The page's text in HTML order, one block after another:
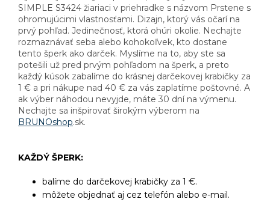
SIMPLE S3424 žiariaci v priehradke s názvom Prstene s
ohromujúcimi vlastnosťami. Dizajn, ktorý vás očarí na
prvý pohľad. Jedinečnosť, ktorá ohúri okolie. Nechajte
rozmaznávať seba alebo kohokoľvek, kto dostane
tento šperk ako darček. Myslíme na to, aby ste sa
potešili už pred prvým pohľadom na šperk, a preto
každý kúsok zabalíme do krásnej darčekovej krabičky za
1 € a pri nákupe nad 40 € za vás zaplatíme poštovné. A
ak výber náhodou nevyjde, máte 30 dní na výmenu.
Nechajte sa inšpirovať širokým výberom na
BRUNOshop.sk.
KAŽDÝ ŠPERK:
balíme do darčekovej krabičky za 1 €.
môžete objednať aj cez telefón alebo e-mail.